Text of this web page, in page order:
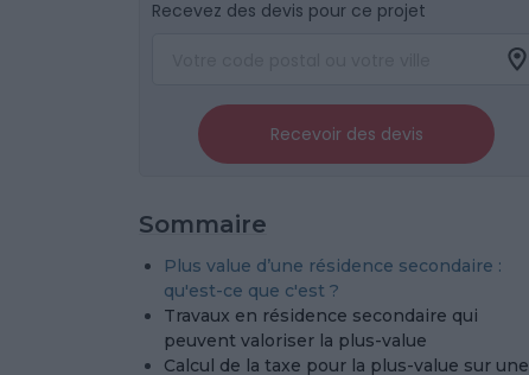
Recevez des devis pour ce projet
Recevoir des devis
Sommaire
Plus value d’une résidence secondaire :
qu'est-ce que c'est ?
Travaux en résidence secondaire qui
peuvent valoriser la plus-value
Calcul de la taxe pour la plus-value sur une